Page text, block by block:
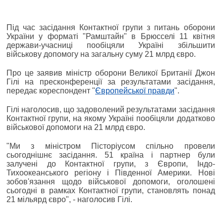
Під час засідання Контактної групи з питань оборони
України у форматі "Рамштайн" в Брюсселі 11 квітня
держави-учасниці пообіцяли Україні збільшити
військову допомогу на загальну суму 21 млрд євро.
Про це заявив міністр оборони Великої Британії Джон
Гілі на пресконференції за результатами засідання,
передає кореспондент "Європейської правди".
Гілі наголосив, що задоволений результатами засідання
Контактної групи, на якому Україні пообіцяли додатково
військової допомоги на 21 млрд євро.
"Ми з міністром Пісторіусом спільно провели
сьогоднішнє засідання. 51 країна і партнер були
залучені до Контактної групи, з Європи, Індо-
Тихоокеанського регіону і Південної Америки. Нові
зобов'язання щодо військової допомоги, оголошені
сьогодні в рамках Контактної групи, становлять понад
21 мільярд євро", - наголосив Гілі.